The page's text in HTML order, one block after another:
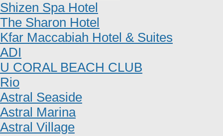
Shizen Spa Hotel
The Sharon Hotel
Kfar Maccabiah Hotel & Suites
ADI
U CORAL BEACH CLUB
Rio
Astral Seaside
Astral Marina
Astral Village